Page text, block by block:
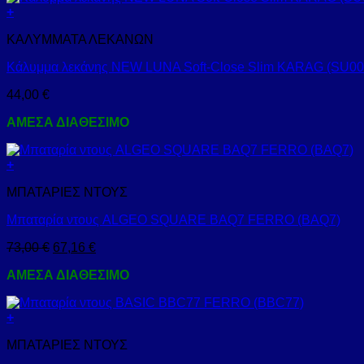
+
ΚΑΛΥΜΜΑΤΑ ΛΕΚΑΝΩΝ
Κάλυμμα λεκάνης NEW LUNA Soft-Close Slim KARAG
44,00 €
ΑΜΕΣΑ ΔΙΑΘΕΣΙΜΟ
+
ΜΠΑΤΑΡΙΕΣ ΝΤΟΥΣ
Μπαταρία ντους ALGEO SQUARE BAQ7 FERRO (BAQ7)
73,00€ 67,16 €
ΑΜΕΣΑ ΔΙΑΘΕΣΙΜΟ
+
ΜΠΑΤΑΡΙΕΣ ΝΤΟΥΣ